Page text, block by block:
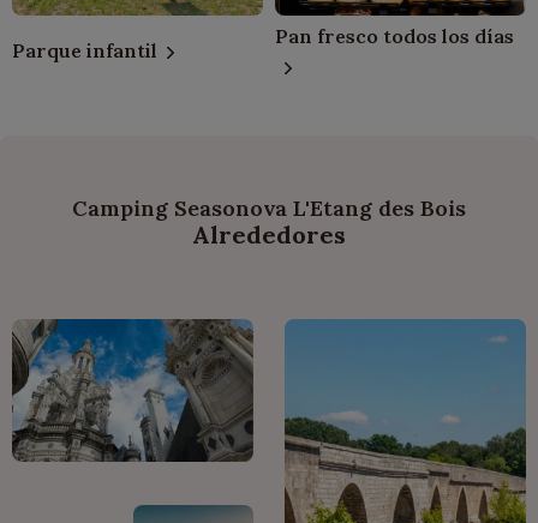
Parque infantil
Pan fresco todos los días
Camping Seasonova L'Etang des Bois
Alrededores